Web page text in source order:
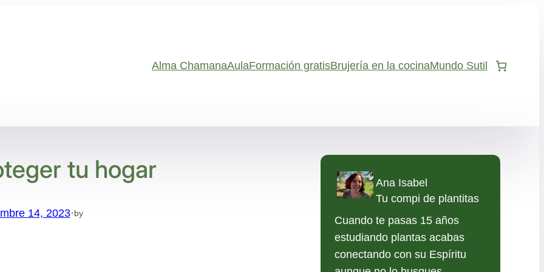
Alma ChamanaAulaFormación gratisBrujería en la cocinaMundo Sutil
tu hogar
14, 2023·by
Ana Isabel
Tu compi de plantitas
Cuando te pasas 15 años
estudiando plantas acabas
conectando con su Espíritu